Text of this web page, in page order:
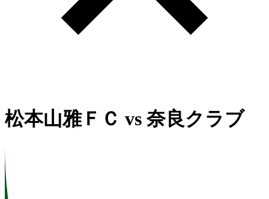
松本山雅ＦＣ vs 奈良クラブ